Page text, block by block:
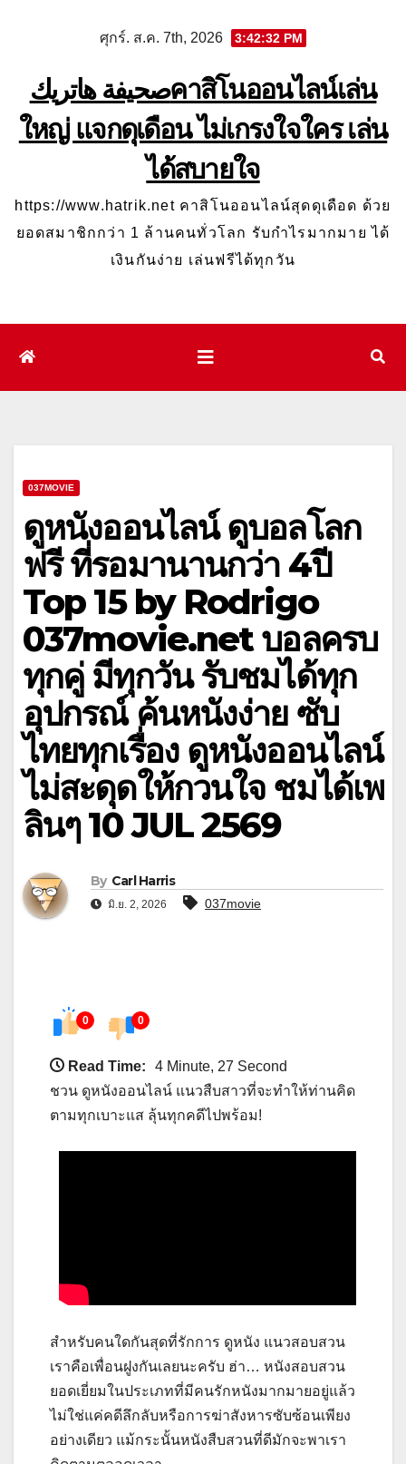
ศุกร์. ส.ค. 7th, 2026 3:42:33 PM
صحيفة هاتريكคาสิโนออนไลน์เล่น
ใหญ่ แจกดุเดือน ไม่เกรงใจใคร เล่น
ได้สบายใจ
https://www.hatrik.net คาสิโนออนไลน์สุดดุเดือด ด้วย
ยอดสมาชิกกว่า 1 ล้านคนทั่วโลก รับกำไรมากมาย ได้
เงินกันง่าย เล่นฟรีได้ทุกวัน
037MOVIE
ดูหนังออนไลน์ ดูบอลโลก
ฟรี ที่รอมานานกว่า 4ปี
Top 15 by Rodrigo
037movie.net บอลครบ
ทุกคู่ มีทุกวัน รับชมได้ทุก
อุปกรณ์ ค้นหนังง่าย ซับ
ไทยทุกเรื่อง ดูหนังออนไลน์
ไม่สะดุดให้กวนใจ ชมได้เพ
ลินๆ 10 JUL 2569
By Carl Harris
มิ.ย. 2, 2026 037movie
0 0
Read Time:
4 Minute, 27 Second
ชวน ดูหนังออนไลน์ แนวสืบสาวที่จะทำให้ท่านคิด
ตามทุกเบาะแส ลุ้นทุกคดีไปพร้อม!
สำหรับคนใดกันสุดที่รักการ ดูหนัง แนวสอบสวน
เราคือเพื่อนฝูงกันเลยนะครับ ฮ่า… หนังสอบสวน
ยอดเยี่ยมในประเภทที่มีคนรักหนังมากมายอยู่แล้ว
ไม่ใช่แค่คดีลึกลับหรือการฆ่าสังหารซับซ้อนเพียง
อย่างเดียว แม้กระนั้นหนังสืบสวนที่ดีมักจะพาเรา